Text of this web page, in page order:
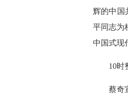
辉的中国
平同志为
中国式现
10时
蔡奇